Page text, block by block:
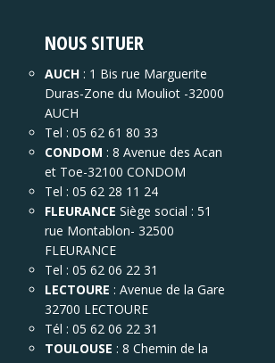
NOUS SITUER
AUCH : 1 Bis rue Marguerite
Duras-Zone du Mouliot -32000
AUCH
Tel : 05 62 61 80 33
CONDOM : 8 Avenue des Acan
et Toe-32100 CONDOM
Tel : 05 62 28 11 24
FLEURANCE Siège social : 51
rue Montablon- 32500
FLEURANCE
Tel : 05 62 06 22 31
LECTOURE : Avenue de la Gare
32700 LECTOURE
Tél : 05 62 06 22 31
TOULOUSE : 8 Chemin de la